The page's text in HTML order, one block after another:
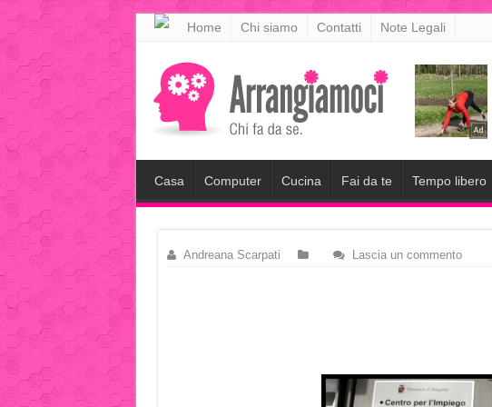
meritking
giriş
kingroyal
giriş
Home Chi siamo Contatti Note Legali
Casa Computer Cucina Fai da te Tempo libero
Andreana Scarpati Lascia un commento